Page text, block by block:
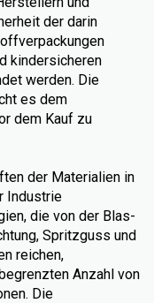
der darin
kindersicheren
werden. Die
es dem
dem Kauf zu
der Materialien in
Industrie
die von der Blas-
Spritzguss und
reichen,
Anzahl von
Die